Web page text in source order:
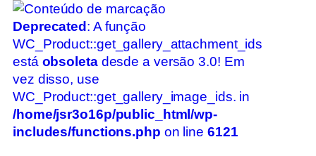
Deprecated : A função
WC_Product::get_gallery_attachment_ids
está obsoletadesde a versão 3.0! Em
vez disso, use
WC_Product::get_gallery_image_ids. in
/home/jsr3o16p/public_html/wp-
includes/functions.php on line 6121